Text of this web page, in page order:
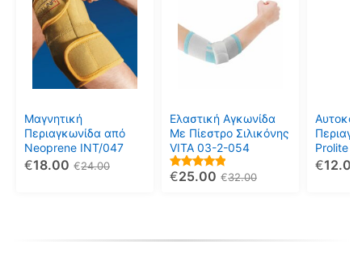
Μαγνητική
Περιαγκωνίδα από
Νeoprene INT/047
24.00
€
18.00
€
προϊόν
έχει
πολλαπλές
παραλλαγές.
μπορούν
να
επιλεγούν
στη
Ελαστική Αγκωνίδα
Με Πίεστρο Σιλικόνης
VITA 03-2-054
5.00
out of 5
32.00
€
25.00
€
έχει
πολλαπλές
παραλλαγές.
μπορούν
να
επιλεγούν
στη
σελίδα
Prolite
KED/021
12.00
€
να
στη